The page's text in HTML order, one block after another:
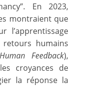
En 2023,
montraient que
l’apprentissage
humains
Feedback),
croyances de
la réponse la